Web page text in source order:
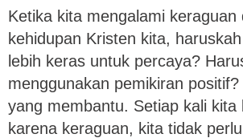
Ketika kita mengalami keraguan
kehidupan Kristen kita,
lebih keras untuk percaya?
menggunakan pemikiran
yang membantu. Setiap kali kita
karena keraguan, kita tidak